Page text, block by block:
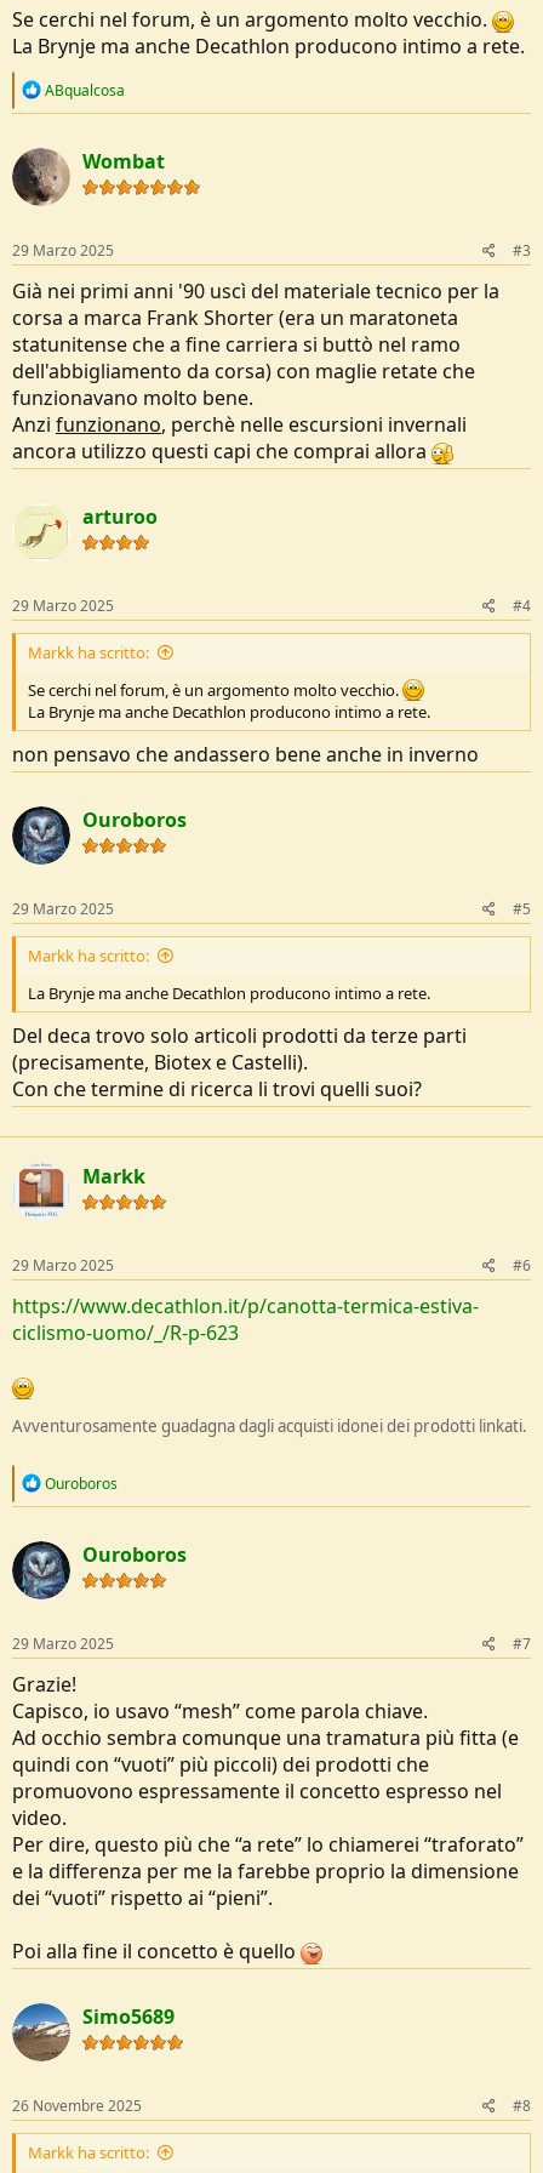
Se cerchi nel forum, è un argomento molto vecchio.
La Brynje ma anche Decathlon producono intimo a rete.
R
c
t
i
o
s
:
ABqualcosa
Wombat
29 Marzo 2025 #3
Già nei primi anni '90 uscì del materiale tecnico per la
corsa a marca Frank Shorter (era un maratoneta
statunitense che a fine carriera si buttò nel ramo
dell'abbigliamento da corsa) con maglie retate che
funzionavano molto bene.
Anzi funzionano, perchè nelle escursioni invernali
ancora utilizzo questi capi che comprai allora
arturoo
29 Marzo 2025 #4
Markk ha scritto:
Se cerchi nel forum, è un argomento molto vecchio.
La Brynje ma anche Decathlon producono intimo a rete.
non pensavo che andassero bene anche in inverno
Ouroboros
29 Marzo 2025 #5
Markk ha scritto:
La Brynje ma anche Decathlon producono intimo a rete.
Del deca trovo solo articoli prodotti da terze parti
(precisamente, Biotex e Castelli).
Con che termine di ricerca li trovi quelli suoi?
Markk
29 Marzo 2025 #6
https://www.decathlon.it/p/canotta-termica-estiva-
ciclismo-uomo/_/R-p-623
Avventurosamente guadagna dagli acquisti idonei dei prodotti linkati.
R
e
c
t
i
o
s
:
Ouroboros
Ouroboros
29 Marzo 2025 #7
Grazie!
Capisco, io usavo “mesh” come parola chiave.
Ad occhio sembra comunque una tramatura più fitta (e
quindi con “vuoti” più piccoli) dei prodotti che
promuovono espressamente il concetto espresso nel
video.
Per dire, questo più che “a rete” lo chiamerei “traforato”
e la differenza per me la farebbe proprio la dimensione
dei “vuoti” rispetto ai “pieni”.
Poi alla fine il concetto è quello
Simo5689
26 Novembre 2025 #8
Markk ha scritto: